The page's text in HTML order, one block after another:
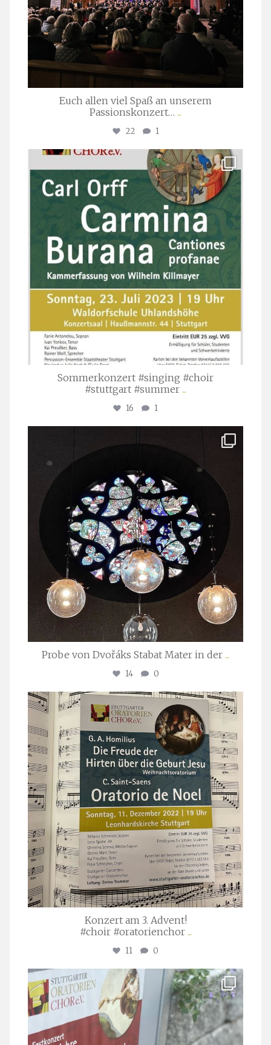
Euch allen viel Spaß an unserem
Passionskonzert… ...
22 1
stuttgarter_oratorienchor
Juli 22
Sommerkonzert #singing #choir
#stuttgart #summer ...
16 1
Apr. 1
Probe von Dvořáks Stabat Mater in der ...
14 0
stuttgarter_oratorienchor
Nov. 29
Konzert am 3. Advent!
#choir #oratorienchor ...
11 0
stuttgarter_oratorienchor
Juli 23